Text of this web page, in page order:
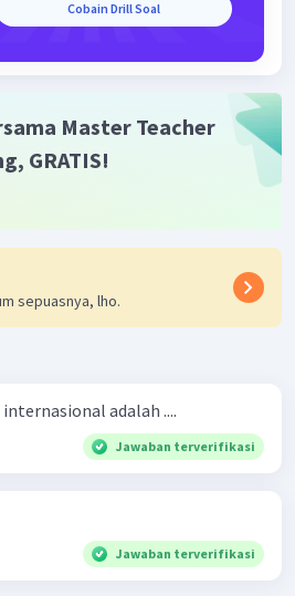
fungsi pembentukan harga,
Cobain Drill Soal
Master Teacher
GRATIS!
sepuasnya, lho.
adalah ....
Jawaban terverifikasi
Jawaban terverifikasi